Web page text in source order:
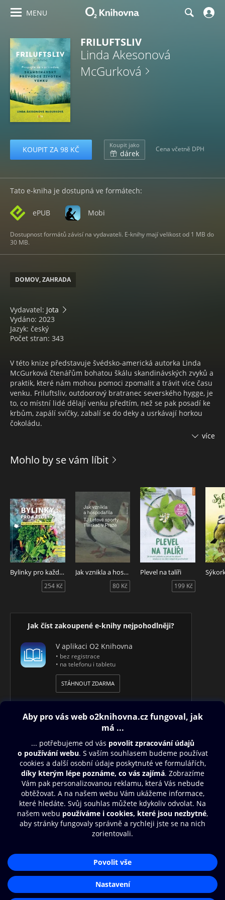
MENU
FRILUFTSLIV
Linda Akesonová
McGurková
KOUPIT ZA 98 KČ Koupit jako
dárek Cena včetně DPH
Tato e-kniha je dostupná ve formátech:
ePUB Mobi
Dostupnost formátů závisí na vydavateli. E-knihy mají velikost od 1 MB do
30 MB.
DOMOV, ZAHRADA
Vydavatel: Jota
Vydáno: 2023
Jazyk: český
Počet stran: 343
V této knize představuje švédsko-americká autorka Linda
McGurková čtenářům bohatou škálu skandinávských zvyků a
praktik, které nám mohou pomoci zpomalit a trávit více času
venku. Friluftsliv, outdoorový bratranec severského hygge, je
to, co místní lidé dělají venku předtím, než se pak posadí ke
krbům, zapálí svíčky, zabalí se do deky a usrkávají horkou
čokoládu.
zapalovače, až po rady, jak zůstat i v zimě venku krásně v
Dozvíte se také, proč bychom měli trávit více času venku a
jak by to mělo probíhat, jak se naučit díky frilufstliv čelit
stresu, úzkosti, depresi a vyhoření. Nechybí ani praktické
tipy a rady, jak si venku vařit, jak vyčistit vodu, jak udělat
správně ohniště a mnoho dalšího, včetně několika receptů.
více
Mohlo by se vám líbit
Bylinky pro každého
254 Kč
Jak vznikla a hospodařila TJ Letové sporty Tleskač v Praze
80 Kč
Plevel na talíři
199 Kč
Jak číst zakoupené e-knihy nejpohodlněji?
V aplikaci O2 Knihovna
• bez registrace
• na telefonu i tabletu
STÁHNOUT ZDARMA
Obsah ke stažení
Moje O2 Knihovna
Další zábava
© O2 Czech Republic a.s.
Zásady zpracování osobních údajůAplikace O2 Knihovna
Čti a poslouchej své e-knihy a
audioknihy rychleji a pohodlněji.